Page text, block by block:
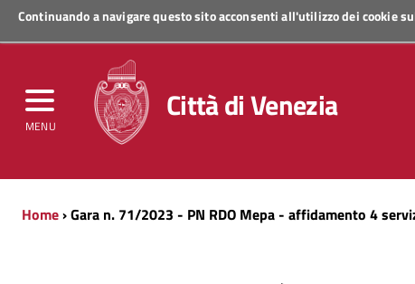
Continuando a navigare questo sito acconsenti all'utilizzo dei cookie
MENU
Regione Veneto
Città di Venezia
Home› Gara n. 71/2023 - PN RDO Mepa - affidamento 4